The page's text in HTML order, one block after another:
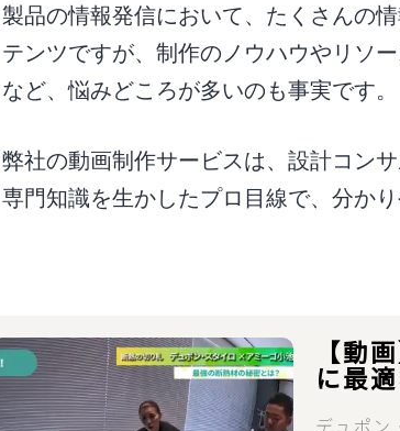
製品の情報発信において、たくさんの
テンツですが、制作のノウハウやリソ
など、悩みどころが多いのも事実です。
弊社の動画制作サービスは、設計コン
専門知識を生かしたプロ目線で、分か